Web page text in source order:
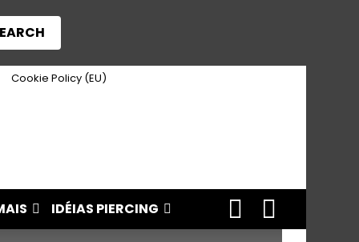
Cookie Policy (EU)
IDÉIAS PIERCING
FOLLOW